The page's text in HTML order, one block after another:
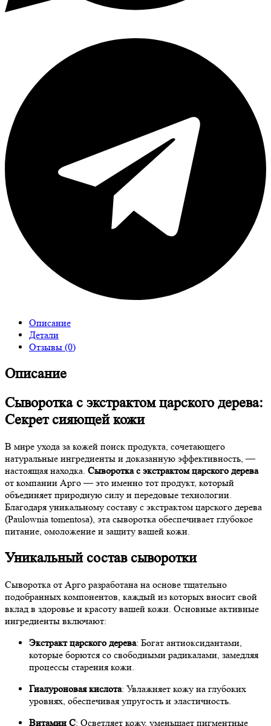
Описание
Детали
Отзывы (0)
Описание
Сыворотка с экстрактом царского дерева:
Секрет сияющей кожи
В мире ухода за кожей поиск продукта, сочетающего
натуральные ингредиенты и доказанную эффективность, —
настоящая находка. Сыворотка с экстрактом царского дерева
от компании Арго — это именно тот продукт, который
объединяет природную силу и передовые технологии.
Благодаря уникальному составу с экстрактом царского дерева
(Paulownia tomentosa), эта сыворотка обеспечивает глубокое
питание, омоложение и защиту вашей кожи.
Уникальный состав сыворотки
Сыворотка от Арго разработана на основе тщательно
подобранных компонентов, каждый из которых вносит свой
вклад в здоровье и красоту вашей кожи. Основные активные
ингредиенты включают:
Экстракт царского дерева: Богат антиоксидантами,
которые борются со свободными радикалами, замедляя
процессы старения кожи.
Гиалуроновая кислота: Увлажняет кожу на глубоких
уровнях, обеспечивая упругость и эластичность.
Витамин С: Осветляет кожу, уменьшает пигментные